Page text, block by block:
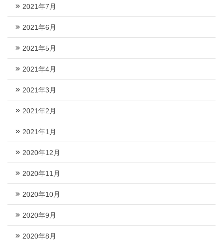
2021年7月
2021年6月
2021年5月
2021年4月
2021年3月
2021年2月
2021年1月
2020年12月
2020年11月
2020年10月
2020年9月
2020年8月